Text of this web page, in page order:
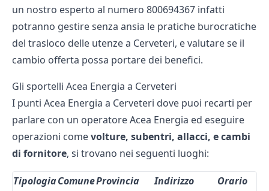
un nostro esperto al numero 800694367 infatti
potranno gestire senza ansia le pratiche burocratiche
del trasloco delle utenze a Cerveteri, e valutare se il
cambio offerta possa portare dei benefici.
Gli sportelli Acea Energia a Cerveteri
I punti Acea Energia a Cerveteri dove puoi recarti per
parlare con un operatore Acea Energia ed eseguire
operazioni comevolture, subentri, allacci, e cambi
di fornitore, si trovano nei seguenti luoghi:
TipologiaComuneProvincia Indirizzo
Orario